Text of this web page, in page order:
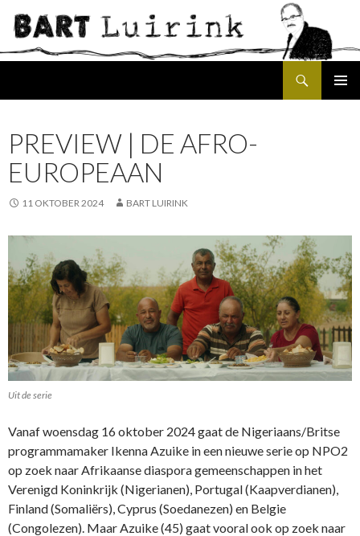
PREVIEW | DE AFRO-
EUROPEAAN
11 OKTOBER 2024 BART LUIRINK
Uit de serie
Vanaf woensdag 16 oktober 2024 gaat de Nigeriaans/Britse
programmamaker Ikenna Azuike in een nieuwe serie op NPO2
op zoek naar Afrikaanse diaspora gemeenschappen in het
Verenigd Koninkrijk (Nigerianen), Portugal (Kaapverdianen),
Finland (Somaliërs), Cyprus (Soedanezen) en Belgie
(Congolezen). Maar Azuike (45) gaat vooral ook op zoek naar